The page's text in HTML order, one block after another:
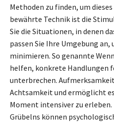
Methoden zu finden, um
bewährte Technik ist die
Sie die Situationen, in denen
passen Sie Ihre Umgebung an,
minimieren. So genannte
helfen, konkrete Handlungen
unterbrechen.
Achtsamkeit und ermöglicht
Moment intensiver zu
Grübelns können